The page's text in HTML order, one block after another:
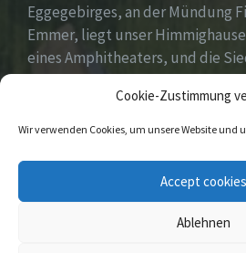
Cookie-Zustimmung
Wir verwenden Cookies, um unsere Website und
Accept cookies
Ablehnen
Eggegebirges, an der Mündung
Emmer, liegt unser
eines Amphitheaters, und die
sich an die umgebenden, seit
Mischwäldern bepflanzten Berge.
FacebookInstagram